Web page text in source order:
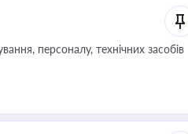
персоналу, технічних засобів